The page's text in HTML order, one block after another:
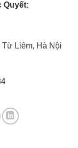
Quyết:
Liêm, Hà Nội